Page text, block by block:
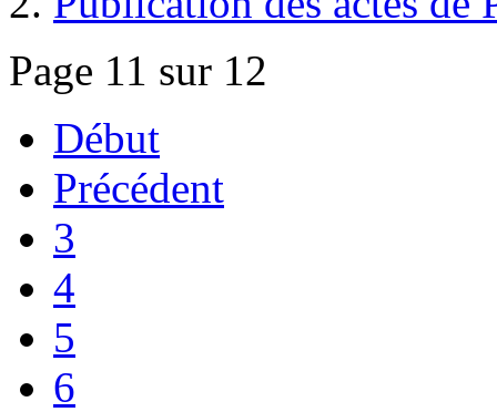
Page 11 sur 12
Début
Précédent
3
4
5
6